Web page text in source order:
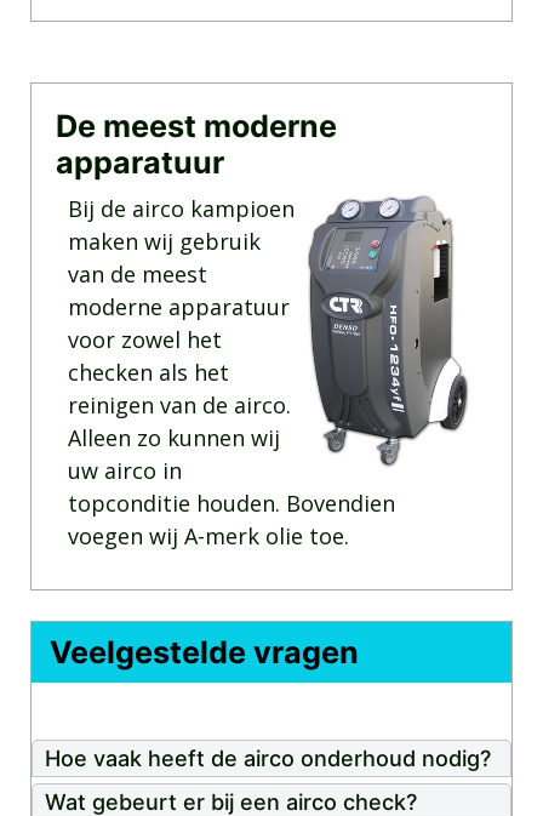
De meest moderne
apparatuur
Bij de airco kampioen
maken wij gebruik
van de meest
moderne apparatuur
voor zowel het
checken als het
reinigen van de airco.
Alleen zo kunnen wij
uw airco in
topconditie houden. Bovendien
voegen wij A-merk olie toe.
Veelgestelde vragen
Hoe vaak heeft de airco onderhoud nodig?
Wat gebeurt er bij een airco check?